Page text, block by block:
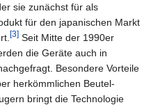
sie zunächst für als
für den japanischen Markt
[3] Seit Mitte der 1990er
die Geräte auch in
Besondere Vorteile
herkömmlichen Beutel-
bringt die Technologie